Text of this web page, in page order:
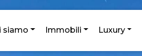
siamo Immobili Luxury